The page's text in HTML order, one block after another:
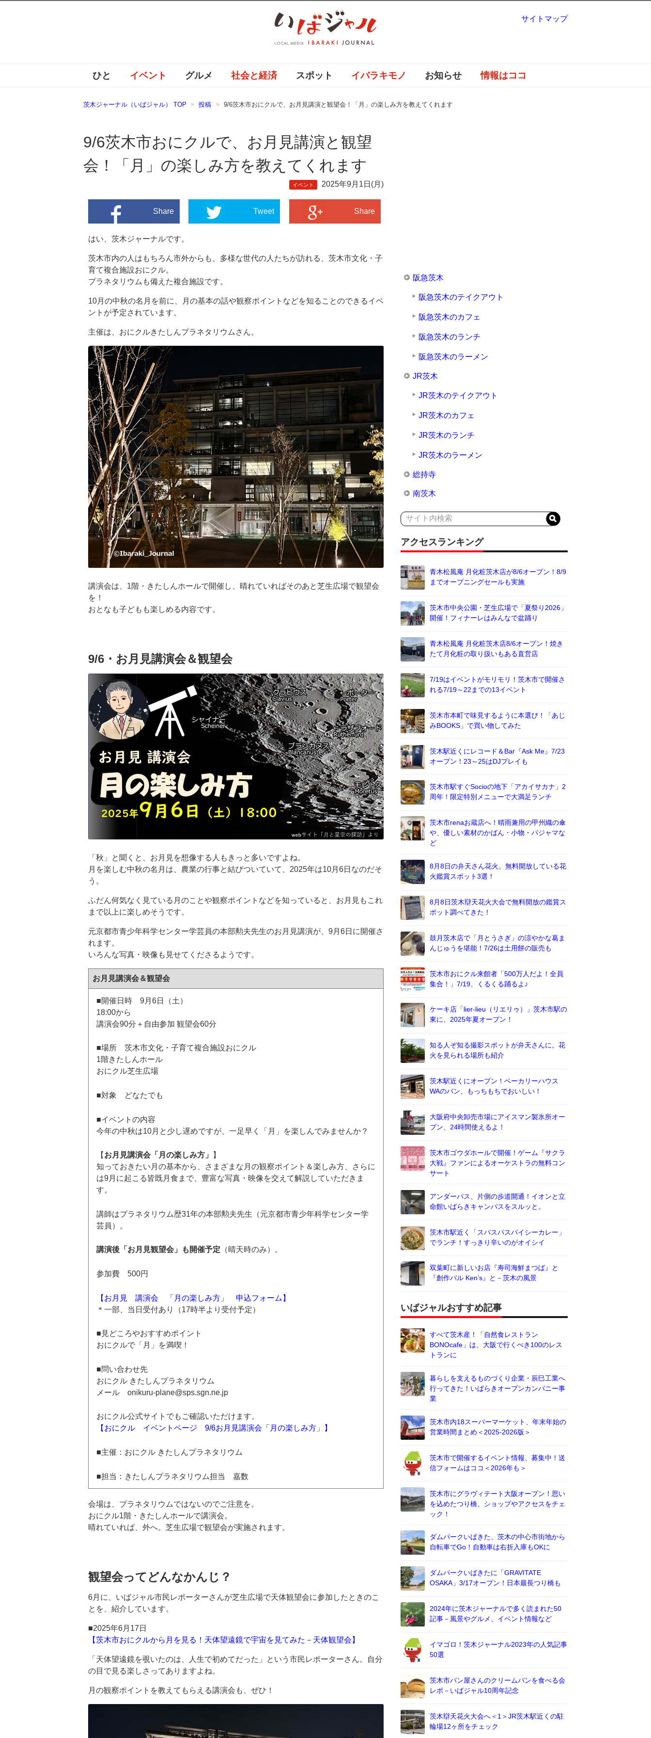
ひと イベント グルメ 社会と経済 スポット イバラキモノ お知らせ 情報はココ
茨木ジャーナル（いばジャル） TOP 投稿 9/6茨木市おにクルで、お月見講演と観望会！「月」の楽しみ方を教えてくれます
9/6茨木市おにクルで、お月見講演と観望
会！「月」の楽しみ方を教えてくれます
イベント 2025年9月1日(月)
Share Tweet Share
はい、茨木ジャーナルです。
茨木市内の人はもちろん市外からも、多様な世代の人たちが訪れる、茨木市文化・子
育て複合施設おにクル。
プラネタリウムも備えた複合施設です。
10月の中秋の名月を前に、月の基本の話や観察ポイントなどを知ることのできるイベ
ントが予定されています。
主催は、おにクルきたしんプラネタリウムさん。
講演会は、1階・きたしんホールで開催し、晴れていればそのあと芝生広場で観望会
を！
おとなも子どもも楽しめる内容です。
9/6・お月見講演会＆観望会
「秋」と聞くと、お月見を想像する人もきっと多いですよね。
月を楽しむ中秋の名月は、農業の行事と結びついていて、2025年は10月6日なのだそ
う。
ふだん何気なく見ている月のことや観察ポイントなどを知っていると、お月見もこれ
まで以上に楽しめそうです。
元京都市青少年科学センター学芸員の本部勲夫先生のお月見講演が、9月6日に開催さ
れます。
いろんな写真・映像も見せてくださるようです。
お月見講演会＆観望会
■開催日時 9月6日（土）
18:00から
講演会90分＋自由参加 観望会60分
■場所 茨木市文化・子育て複合施設おにクル
1階きたしんホール
おにクル芝生広場
■対象 どなたでも
■イベントの内容
今年の中秋は10月と少し遅めですが、一足早く「月」を楽しんでみませんか？
【 お月見講演会「月の楽しみ方」
】
知っておきたい月の基本から、さまざまな月の観察ポイント＆楽しみ方、さらに
は9月に起こる皆既月食まで、豊富な写真・映像を交えて解説していただきま
す。
講師はプラネタリウム歴31年の本部勲夫先生（元京都市青少年科学センター学
芸員）。
講演後「お月見観望会」も開催予定 （晴天時のみ）。
参加費 500円
【お月見 講演会 「月の楽しみ方」 申込フォーム】
＊一部、当日受付あり（17時半より受付予定）
■見どころやおすすめポイント
おにクルで「月」を満喫！
■問い合わせ先
おにクル きたしんプラネタリウム
メール onikuru-plane@sps.sgn.ne.jp
おにクル公式サイトでもご確認いただけます。
【おにクル イベントページ 9/6お月見講演会「月の楽しみ方」】
■主催：おにクル きたしんプラネタリウム
■担当：きたしんプラネタリウム担当 嘉数
会場は、プラネタリウムではないのでご注意を。
おにクル1階・きたしんホールで講演会。
晴れていれば、外へ。芝生広場で観望会が実施されます。
観望会ってどんなかんじ？
6月に、いばジャル市民レポーターさんが芝生広場で天体観望会に参加したときのこ
とを、紹介しています。
■2025年6月17日
【茨木市おにクルから月を見る！天体望遠鏡で宇宙を見てみた－天体観望会】
「天体望遠鏡を覗いたのは、人生で初めてだった」という市民レポーターさん。自分
の目で見る楽しさってありますよね。
月の観察ポイントを教えてもらえる講演会も、ぜひ！
阪急茨木
阪急茨木のテイクアウト
阪急茨木のカフェ
阪急茨木のランチ
阪急茨木のラーメン
JR茨木
JR茨木のテイクアウト
JR茨木のカフェ
JR茨木のランチ
JR茨木のラーメン
総持寺
南茨木
アクセスランキング
青木松風庵 月化粧茨木店が8/6オープン！8/9
までオープニングセールも実施
茨木市中央公園・芝生広場で「夏祭り2026」
開催！フィナーレはみんなで盆踊り
青木松風庵 月化粧茨木店8/6オープン！焼き
たて月化粧の取り扱いもある直営店
7/19はイベントがモリモリ！茨木市で開催さ
れる7/19～22までの13イベント
茨木市本町で味見するように本選び！「あじ
みBOOKS」で買い物してみた
茨木駅近くにレコード＆Bar『Ask Me』7/23
オープン！23～25はDJプレイも
茨木市駅すぐSocioの地下「アカイサカナ」2
周年！限定特別メニューで大満足ランチ
茨木市renaお蔵店へ！晴雨兼用の甲州織の傘
や、優しい素材のかばん・小物・パジャマな
ど
8月8日の弁天さん花火。無料開放している花
火鑑賞スポット3選！
8月8日茨木辯天花火大会で無料開放の鑑賞ス
ポット調べてきた！
鼓月茨木店で「月とうさぎ」の涼やかな葛ま
んじゅうを堪能！7/26は土用餅の販売も
茨木市おにクル来館者「500万人だよ！全員
集合！」7/19、くるくる踊るよ♪
ケーキ店「lier-lieu（リエリゥ）」茨木市駅の
東に、2025年夏オープン！
知る人ぞ知る撮影スポットが弁天さんに。花
火を見られる場所も紹介
茨木駅近くにオープン！ベーカリーハウス
WAのパン、もっちもちでおいしい！
大阪府中央卸売市場にアイスマン製氷所オー
プン、24時間使えるよ！
茨木市ゴウダホールで開催！ゲーム『サクラ
大戦』ファンによるオーケストラの無料コン
サート
アンダーパス、片側の歩道開通！イオンと立
命館いばらきキャンパスをスルッと。
茨木市駅近く「スパスパスパイシーカレー」
でランチ！すっきり辛いのがオイシイ
双葉町に新しいお店『寿司海鮮まつば』と
『創作バル Ken’s』と－茨木の風景
いばジャルおすすめ記事
すべて茨木産！「自然食レストラン
BONOcafe」は、大阪で行くべき100のレス
トランに
暮らしを支えるものづくり企業・辰巳工業へ
行ってきた！いばらきオープンカンパニー事
業
茨木市内18スーパーマーケット、年末年始の
営業時間まとめ＜2025-2026版＞
茨木市で開催するイベント情報、募集中！送
信フォームはココ＜2026年も＞
茨木市にグラヴィテート大阪オープン！思い
を込めたつり橋、ショップやアクセスをチェ
ック！
ダムパークいばきた、茨木の中心市街地から
自転車でGo！自動車は右折入庫もOKに
ダムパークいばきたに「GRAVITATE
OSAKA」3/17オープン！日本最長つり橋も
2024年に茨木ジャーナルで多く読まれた50
記事－風景やグルメ、イベント情報など
イマゴロ！茨木ジャーナル2023年の人気記事
50選
茨木市パン屋さんのクリームパンを食べる会
レポ－いばジャル10周年記念
茨木辯天花火大会へ＜1＞JR茨木駅近くの駐
輪場12ヶ所をチェック
サイトマップ